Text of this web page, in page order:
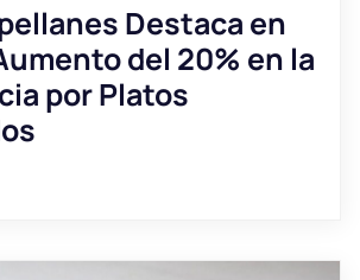
Destaca en
del 20% en la
por Platos